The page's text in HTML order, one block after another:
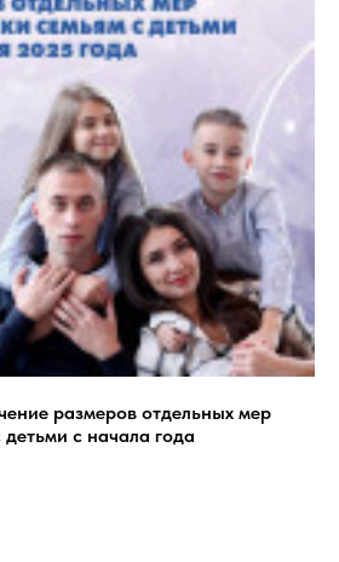
размеров отдельных мер
с начала года